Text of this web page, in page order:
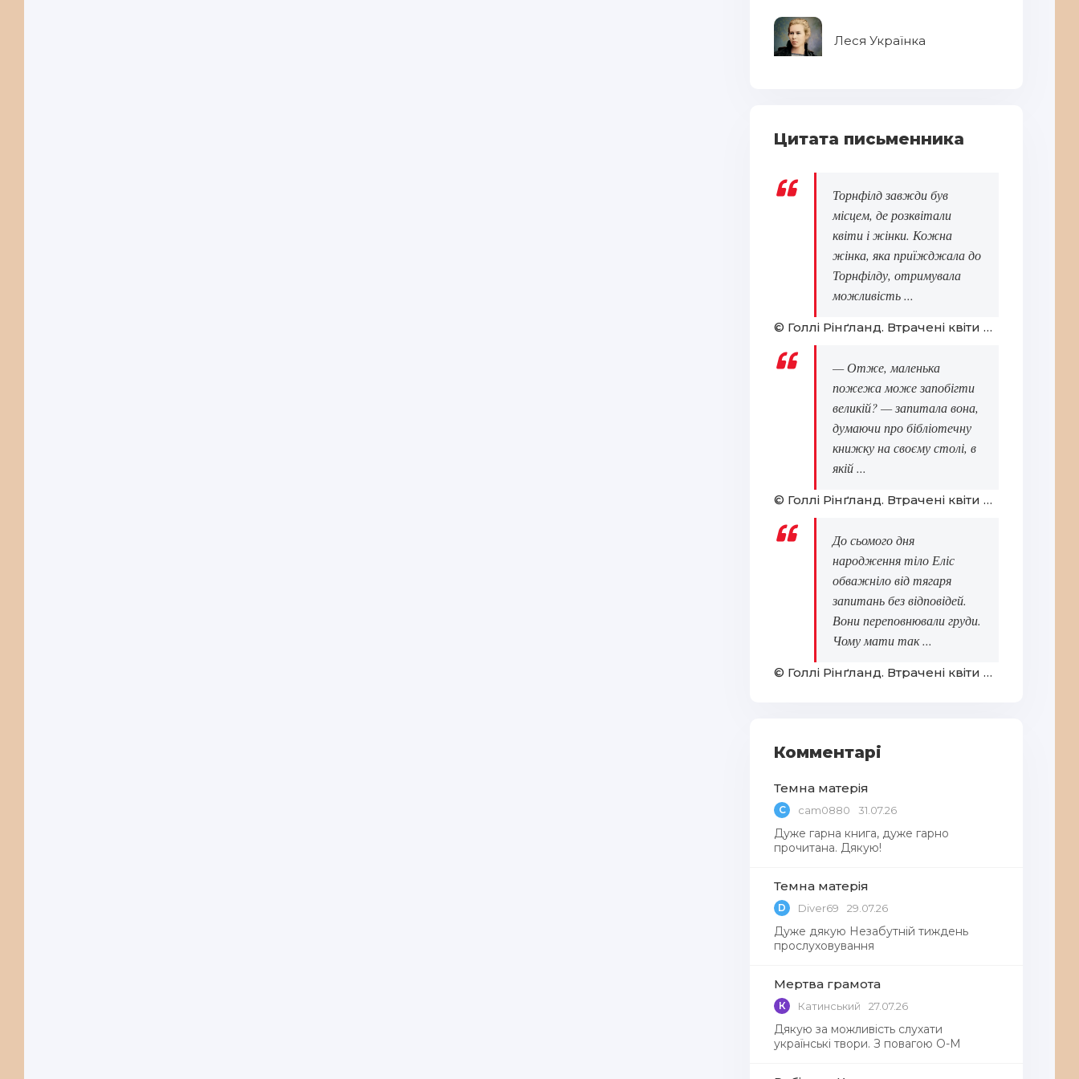
Леся Українка
Цитата письменника
Торнфілд завжди був
місцем, де розквітали
квіти і жінки. Кожна
жінка, яка приїжджала до
Торнфілду, отримувала
можливість ...
© Голлі Рінґланд. Втрачені квіти Еліс Гарт
— Отже, маленька
пожежа може запобігти
великій? — запитала вона,
думаючи про бібліотечну
книжку на своєму столі, в
якій ...
© Голлі Рінґланд. Втрачені квіти Еліс Гарт
До сьомого дня
народження тіло Еліс
обважніло від тягаря
запитань без відповідей.
Вони переповнювали груди.
Чому мати так ...
© Голлі Рінґланд. Втрачені квіти Еліс Гарт
Комментарі
Темна матерія
C cam0880 31.07.26
Дуже гарна книга, дуже гарно
прочитана. Дякую!
Темна матерія
D Diver69 29.07.26
Дуже дякую Незабутній тиждень
прослуховування
Мертва грамота
К Катинський 27.07.26
Дякую за можливість слухати
українські твори. З повагою О-М